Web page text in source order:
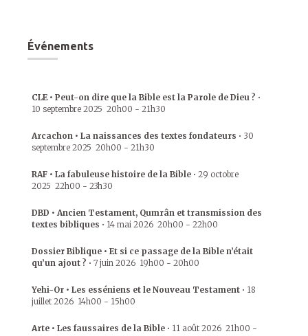
Événements
CLE • Peut-on dire que la Bible est la Parole de Dieu ? •
10 septembre 2025 20h00 - 21h30
Arcachon • La naissances des textes fondateurs • 30
septembre 2025 20h00 - 21h30
RAF • La fabuleuse histoire de la Bible • 29 octobre
2025 22h00 - 23h30
DBD • Ancien Testament, Qumrân et transmission des
textes bibliques • 14 mai 2026 20h00 - 22h00
Dossier Biblique • Et si ce passage de la Bible n’était
qu’un ajout ? • 7 juin 2026 19h00 - 20h00
Yehi-Or • Les esséniens et le Nouveau Testament • 18
juillet 2026 14h00 - 15h00
Arte • Les faussaires de la Bible • 11 août 2026 21h00 -